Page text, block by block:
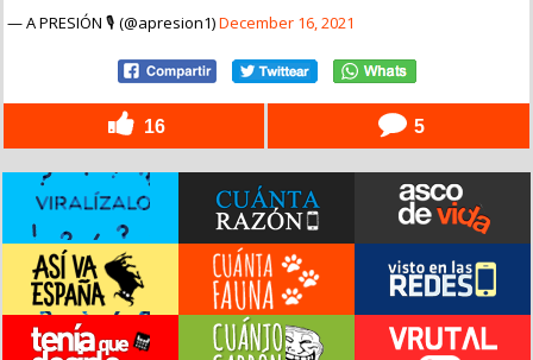
— A PRESIÓN 🎙️ (@apresion1)December 16, 2021
16 5